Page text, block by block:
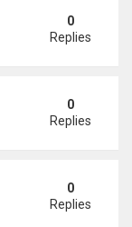
Hằng0
Replies
0
Replies
người khác"
0
Replies